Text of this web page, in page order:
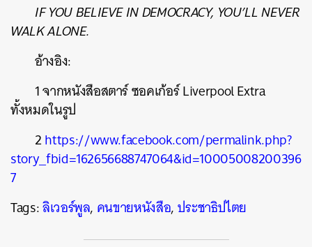
IF YOU BELIEVE IN DEMOCRACY, YOU’LL NEVER
WALK ALONE.
อ้างอิง:
1จากหนังสือสตาร์ซอคเก้อร์Liverpool Extra
ทั้งหมดในรูป
2https://www.facebook.com/permalink.php?
story_fbid=162656688747064&id=10005008200396
7
Tags:ลิเวอร์พูล, คนขายหนังสือ,ประชาธิปไตย